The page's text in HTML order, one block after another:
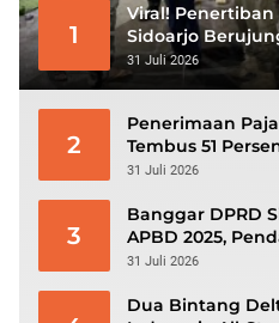
1
Viral! Penertiban
Sidoarjo
Klarifikasi
31 Juli 2026
2
Penerimaan
Tembus 51
Rp56,3 Triliun
31 Juli 2026
3
Banggar DPRD
APBD 2025,
dan Defisit
31 Juli 2026
Dua Bintang